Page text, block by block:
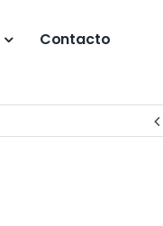
Contacto